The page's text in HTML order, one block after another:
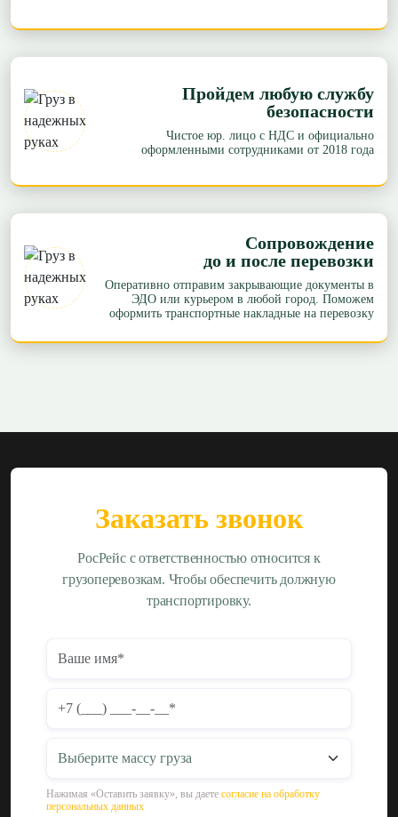
Пройдем любую службу
безопасности
Чистое юр. лицо с НДС и официально
оформленными сотрудниками от 2018 года
Сопровождение
до и после перевозки
Оперативно отправим закрывающие документы в
ЭДО или курьером в любой город. Поможем
оформить транспортные накладные на перевозку
Заказать звонок
РосРейс с ответственностью относится к
грузоперевозкам. Чтобы обеспечить должную
транспортировку.
Нажимая «Оставить заявку», вы даете согласие на обработку
персональных данных